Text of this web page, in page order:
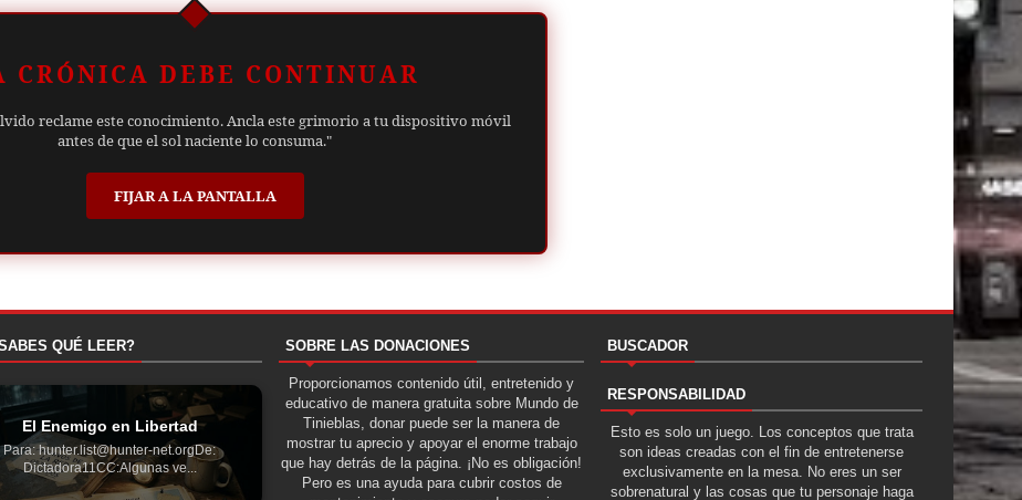
CRÓNICA DEBE CONTINUAR
reclame este conocimiento. Ancla este grimorio a tu dispositivo móvil
antes de que el sol naciente lo consuma."
FIJAR A LA PANTALLA
QUÉ LEER?
El Enemigo en Libertad
Para: hunter.list@hunter-net.orgDe:
Dictadora11CC:Algunas ve...
SOBRE LAS DONACIONES
Proporcionamos contenido útil, entretenido y
educativo de manera gratuita sobre Mundo de
Tinieblas, donar puede ser la manera de
mostrar tu aprecio y apoyar el enorme trabajo
que hay detrás de la página. ¡No es obligación!
Pero es una ayuda para cubrir costos de
BUSCADOR
RESPONSABILIDAD
Esto es solo un juego. Los conceptos que trata
son ideas creadas con el fin de entretenerse
exclusivamente en la mesa. No eres un ser
sobrenatural y las cosas que tu personaje haga